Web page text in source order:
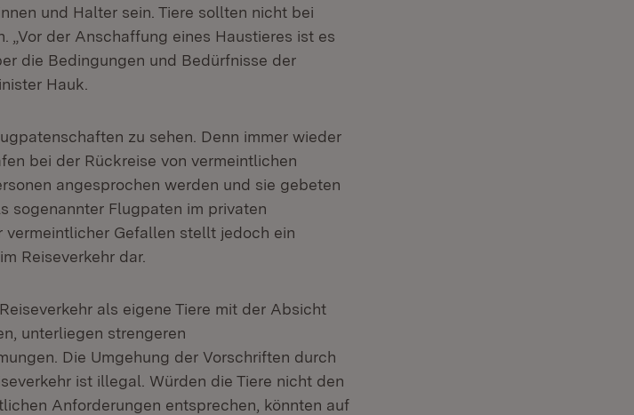
und Halter sein. Tiere sollten nicht bei
„Vor der Anschaffung eines Haustieres ist es
die Bedingungen und Bedürfnisse der
Hauk.
zu sehen. Denn immer wieder
bei der Rückreise von vermeintlichen
angesprochen werden und sie gebeten
sogenannter Flugpaten im privaten
vermeintlicher Gefallen stellt jedoch ein
Reiseverkehr dar.
als eigene Tiere mit der Absicht
unterliegen strengeren
Die Umgehung der Vorschriften durch
ist illegal. Würden die Tiere nicht den
Anforderungen entsprechen, könnten auf